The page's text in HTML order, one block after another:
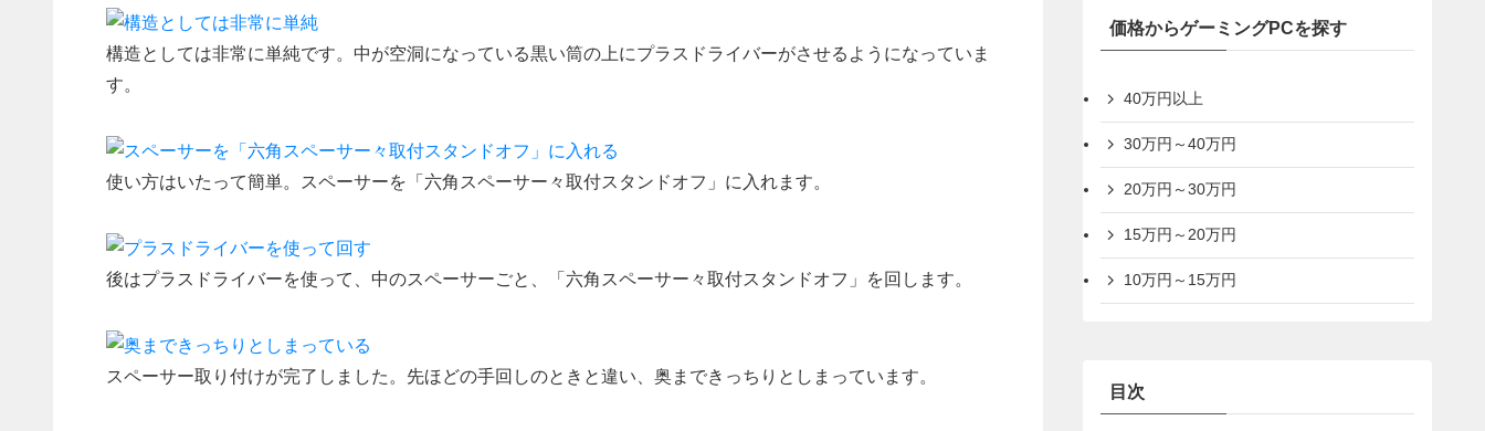
構造としては非常に単純です。中が空洞になっている黒い筒の上にプラスドライバーがさせるようになっていま
す。
使い方はいたって簡単。スペーサーを「六角スペーサー々取付スタンドオフ」に入れます。
後はプラスドライバーを使って、中のスペーサーごと、「六角スペーサー々取付スタンドオフ」を回します。
スペーサー取り付けが完了しました。先ほどの手回しのときと違い、奥まできっちりとしまっています。
価格からゲーミングPCを探す
40万円以上
30万円～40万円
20万円～30万円
15万円～20万円
10万円～15万円
目次